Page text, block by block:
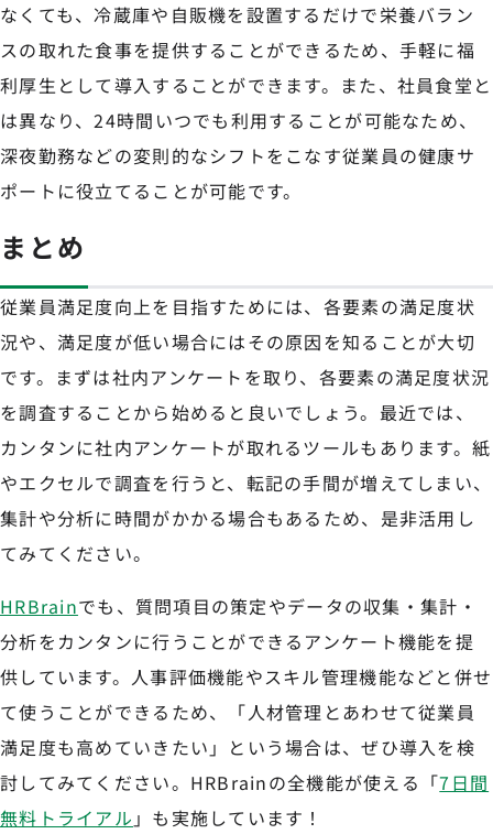
なくても、冷蔵庫や自販機を設置するだけで栄養バラン
スの取れた食事を提供することができるため、手軽に福
利厚生として導入することができます。また、社員食堂と
は異なり、24時間いつでも利用することが可能なため、
深夜勤務などの変則的なシフトをこなす従業員の健康サ
ポートに役立てることが可能です。
まとめ
従業員満足度向上を目指すためには、各要素の満足度状
況や、満足度が低い場合にはその原因を知ることが大切
です。まずは社内アンケートを取り、各要素の満足度状況
を調査することから始めると良いでしょう。最近では、
カンタンに社内アンケートが取れるツールもあります。紙
やエクセルで調査を行うと、転記の手間が増えてしまい、
集計や分析に時間がかかる場合もあるため、是非活用し
てみてください。
HRBrainでも、質問項目の策定やデータの収集・集計・
分析をカンタンに行うことができるアンケート機能を提
供しています。人事評価機能やスキル管理機能などと併せ
て使うことができるため、「人材管理とあわせて従業員
満足度も高めていきたい」という場合は、ぜひ導入を検
討してみてください。HRBrainの全機能が使える「7日間
無料トライアル 」も実施しています！